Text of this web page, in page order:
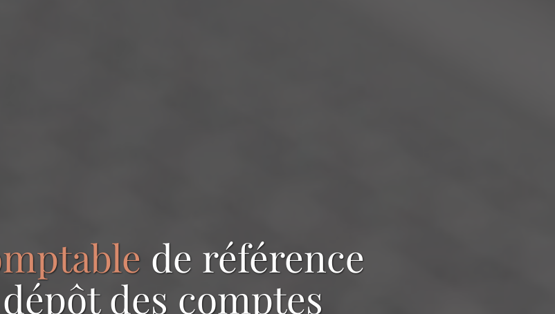
de référence
des comptes